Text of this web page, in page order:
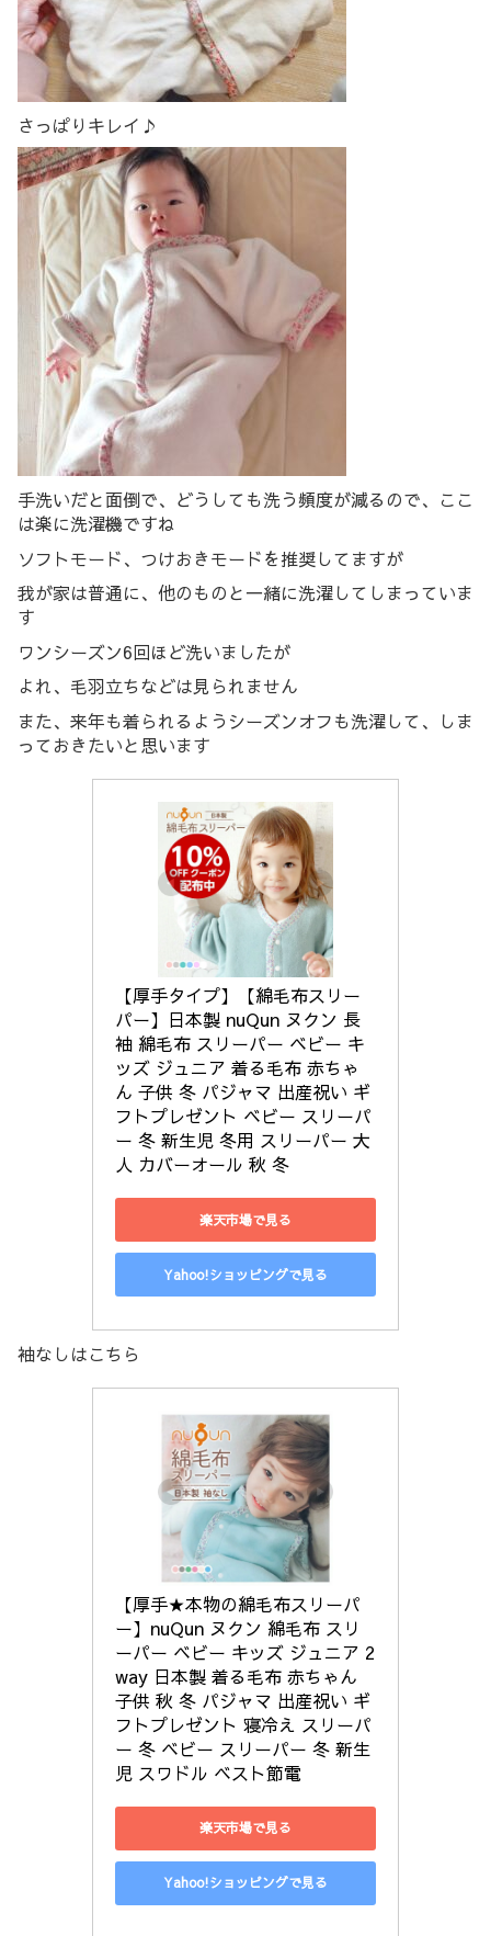
さっぱりキレイ♪
手洗いだと面倒で、どうしても洗う頻度が減るので、ここ
は楽に洗濯機ですね
ソフトモード、つけおきモードを推奨してますが
我が家は普通に、他のものと一緒に洗濯してしまっていま
す
ワンシーズン6回ほど洗いましたが
よれ、毛羽立ちなどは見られません
また、来年も着られるようシーズンオフも洗濯して、しま
っておきたいと思います
【厚手タイプ】【綿毛布スリー
パー】日本製 nuQun ヌクン 長
袖 綿毛布 スリーパー ベビー キ
ッズ ジュニア 着る毛布 赤ちゃ
ん 子供 冬 パジャマ 出産祝い ギ
フトプレゼント ベビー スリーパ
ー 冬 新生児 冬用 スリーパー 大
人 カバーオール 秋 冬
楽天市場で見る
Yahoo!ショッピングで見る
袖なしはこちら
【厚手★本物の綿毛布スリーパ
ー】nuQun ヌクン 綿毛布 スリ
ーパー ベビー キッズ ジュニア 2
way 日本製 着る毛布 赤ちゃん
子供 秋 冬 パジャマ 出産祝い ギ
フトプレゼント 寝冷え スリーパ
ー 冬 ベビー スリーパー 冬 新生
児 スワドル ベスト節電
楽天市場で見る
Yahoo!ショッピングで見る